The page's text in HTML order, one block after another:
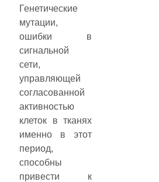
Генетические
мутации,
ошибки в
сигнальной
сети,
управляющей
согласованной
активностью
клеток в тканях
именно в этот
период,
способны
привести к